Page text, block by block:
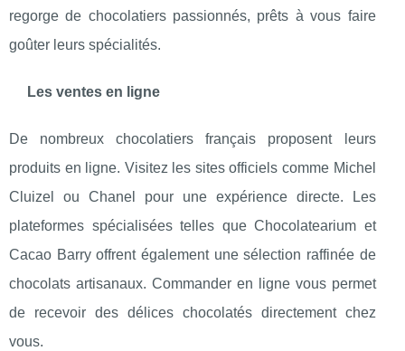
regorge de chocolatiers passionnés, prêts à vous faire
goûter leurs spécialités.
Les ventes en ligne
De nombreux chocolatiers français proposent leurs
produits en ligne. Visitez les sites officiels comme Michel
Cluizel ou Chanel pour une expérience directe. Les
plateformes spécialisées telles que Chocolatearium et
Cacao Barry offrent également une sélection raffinée de
chocolats artisanaux. Commander en ligne vous permet
de recevoir des délices chocolatés directement chez
vous.